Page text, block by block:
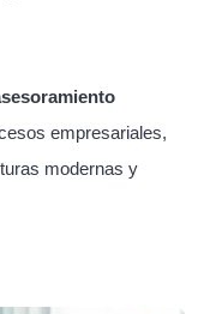
empresariales,
modernas y